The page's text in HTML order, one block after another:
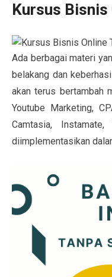
Kursus Bisnis
Ada berbagai materi
belakang dan
akan terus bertambah
Youtube Marketing,
Camtasia,
diimplementasikan